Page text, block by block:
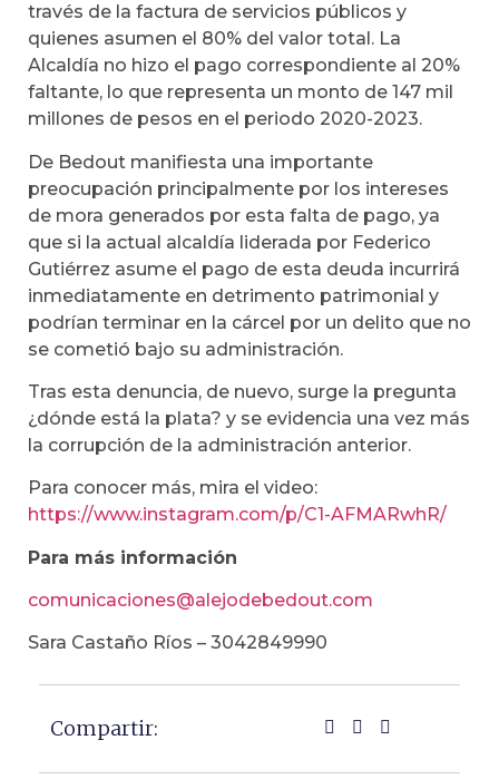
través de la factura de servicios públicos y
quienes asumen el 80% del valor total. La
Alcaldía no hizo el pago correspondiente al 20%
faltante, lo que representa un monto de 147 mil
millones de pesos en el periodo 2020-2023.
De Bedout manifiesta una importante
preocupación principalmente por los intereses
de mora generados por esta falta de pago, ya
que si la actual alcaldía liderada por Federico
Gutiérrez asume el pago de esta deuda incurrirá
inmediatamente en detrimento patrimonial y
podrían terminar en la cárcel por un delito que no
se cometió bajo su administración.
Tras esta denuncia, de nuevo, surge la pregunta
¿dónde está la plata? y se evidencia una vez más
la corrupción de la administración anterior.
Para conocer más, mira el video:
https://www.instagram.com/p/C1-AFMARwhR/
Para más información
comunicaciones@alejodebedout.com
Sara Castaño Ríos – 3042849990
Compartir: